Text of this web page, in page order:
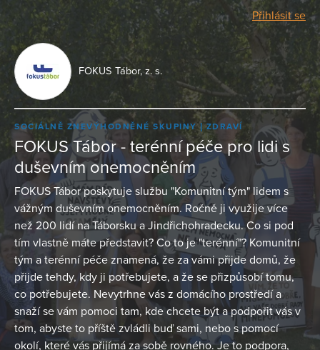
Přihlásit se
FOKUS Tábor, z. s.
SOCIÁLNĚ ZNEVÝHODNĚNÉ SKUPINY ZDRAVÍ
FOKUS Tábor - terénní péče pro lidi s
duševním onemocněním
FOKUS Tábor poskytuje službu "Komunitní tým" lidem s
vážným duševním onemocněním. Ročně ji využije více
než 200 lidí na Táborsku a Jindřichohradecku. Co si pod
tím vlastně máte představit? Co to je "terénní"? Komunitní
tým a terénní péče znamená, že za vámi přijde domů, že
přijde tehdy, kdy ji potřebujete, a že se přizpůsobí tomu,
co potřebujete. Nevytrhne vás z domácího prostředí a
snaží se vám pomoci tam, kde chcete být a podpořit vás v
tom, abyste to příště zvládli buď sami, nebo s pomocí
okolí, které vás přijímá za sobě rovného. Je to podpora,